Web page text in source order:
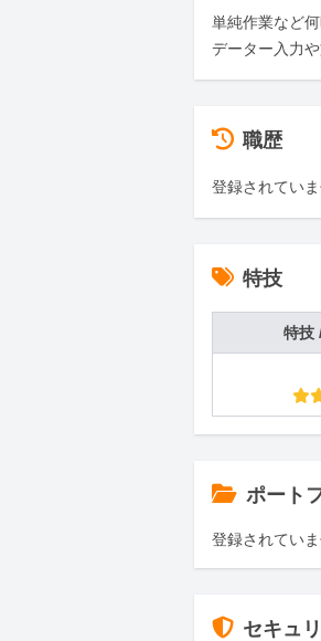
単純作業など
データー入力
職歴
登録されてい
特技
特技
ポート
登録されてい
セキュ